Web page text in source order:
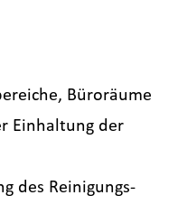
Büroräume
Einhaltung der
des Reinigungs-